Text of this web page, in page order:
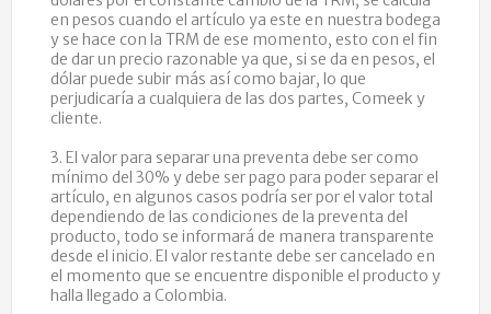
en pesos cuando el artículo ya este en nuestra bodega
y se hace con la TRM de ese momento, esto con el fin
de dar un precio razonable ya que, si se da en pesos, el
dólar puede subir más así como bajar, lo que
perjudicaría a cualquiera de las dos partes, Comeek y
cliente.
3. El valor para separar una preventa debe ser como
mínimo del 30% y debe ser pago para poder separar el
artículo, en algunos casos podría ser por el valor total
dependiendo de las condiciones de la preventa del
producto, todo se informará de manera transparente
desde el inicio. El valor restante debe ser cancelado en
el momento que se encuentre disponible el producto y
halla llegado a Colombia.